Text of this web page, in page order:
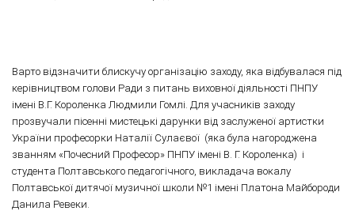
Варто відзначити блискучу організацію заходу, яка відбувалася під
керівництвом голови Ради з питань виховної діяльності ПНПУ
імені В.Г. Короленка Людмили Гомлі. Для учасників заходу
прозвучали пісенні мистецькі дарунки від заслуженої артистки
України професорки Наталії Сулаєвої (яка була нагороджена
званням «Почесний Професор» ПНПУ імені В. Г. Короленка) і
студента Полтавського педагогічного, викладача вокалу
Полтавської дитячої музичної школи №1 імені Платона Майбороди
Данила Ревеки.